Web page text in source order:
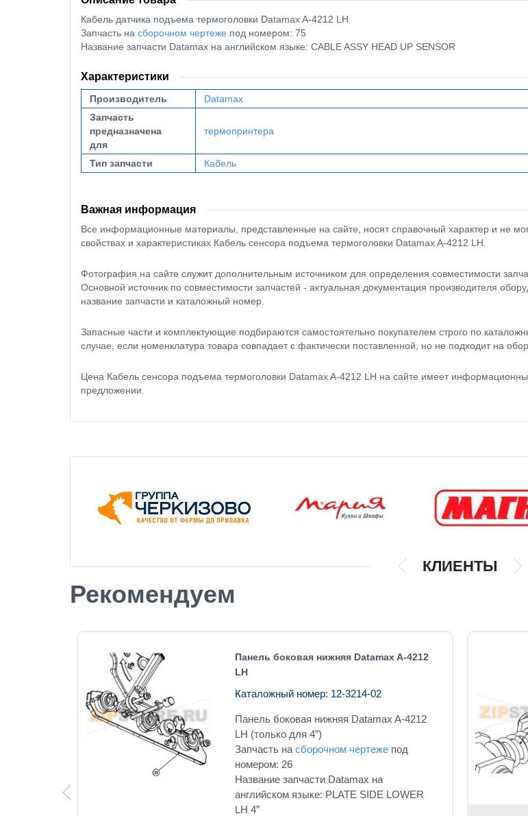
Кабель датчика подъема термоголовки Datamax A-4212 LH
Запчасть на сборочном чертеже под номером: 75
Название запчасти Datamax на английском языке: CABLE ASSY HEAD UP SENSOR
Характеристики
Производитель
Datamax
Запчасть
предназначена
для
термопринтера
Тип запчасти Кабель
Важная информация
Все информационные материалы, представленные на сайте, носят справочный характер и не
свойствах и характеристиках Кабель сенсора подъема термоголовки Datamax A-4212 LH.
Фотография на сайте служит дополнительным источником для определения совместимости
Основной источник по совместимости запчастей - актуальная документация производителя
название запчасти и каталожный номер.
Запасные части и комплектующие подбираются самостоятельно покупателем строго по
случае, если номенклатура товара совпадает с фактически поставленной, но не подходит на
Цена Кабель сенсора подъема термоголовки Datamax A-4212 LH на сайте имеет
предложении.
КЛИЕНТЫ
Рекомендуем
Панель боковая нижняя Datamax A-4212
LH
Каталожный номер: 12-3214-02
Панель боковая нижняя Datamax A-4212
LH (только для 4”)
Запчасть на сборочном чертежепод
номером: 26
Название запчасти Datamax на
английском языке: PLATE SIDE LOWER
LH 4”